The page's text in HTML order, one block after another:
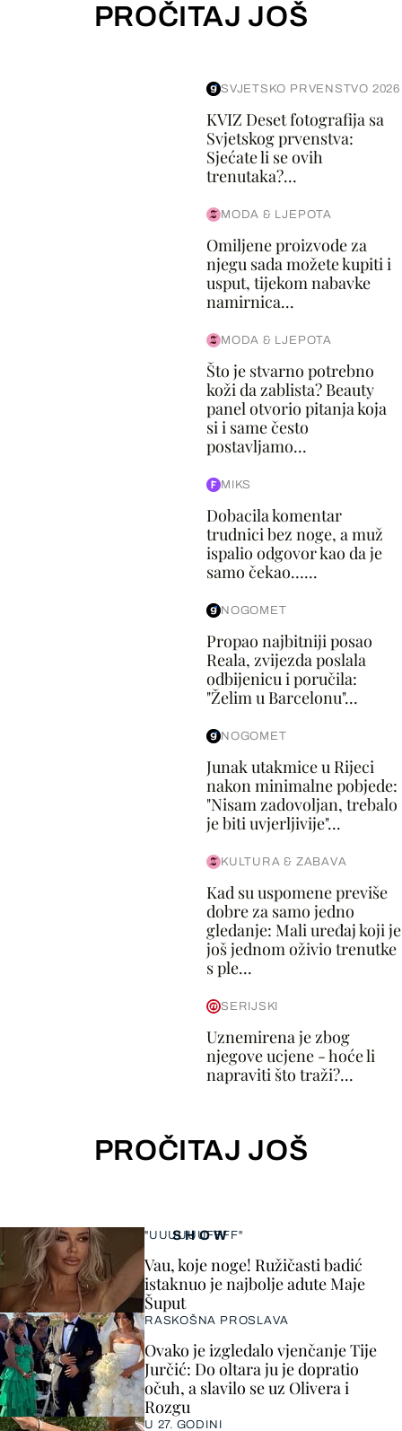
PROČITAJ JOŠ
SVJETSKO PRVENSTVO 2026
KVIZ Deset fotografija sa
Svjetskog prvenstva:
Sjećate li se ovih
trenutaka?...
MODA & LJEPOTA
Omiljene proizvode za
njegu sada možete kupiti i
usput, tijekom nabavke
namirnica...
MODA & LJEPOTA
Što je stvarno potrebno
koži da zablista? Beauty
panel otvorio pitanja koja
si i same često
postavljamo...
MIKS
Dobacila komentar
trudnici bez noge, a muž
ispalio odgovor kao da je
samo čekao…...
NOGOMET
Propao najbitniji posao
Reala, zvijezda poslala
odbijenicu i poručila:
"Želim u Barcelonu"...
NOGOMET
Junak utakmice u Rijeci
nakon minimalne pobjede:
"Nisam zadovoljan, trebalo
je biti uvjerljivije"...
KULTURA & ZABAVA
Kad su uspomene previše
dobre za samo jedno
gledanje: Mali uređaj koji je
još jednom oživio trenutke
s ple...
SERIJSKI
Uznemirena je zbog
njegove ucjene - hoće li
napraviti što traži?...
PROČITAJ JOŠ
SHOW
"UUUUUUFFFF"
Vau, koje noge! Ružičasti badić
istaknuo je najbolje adute Maje
Šuput
RASKOŠNA PROSLAVA
Ovako je izgledalo vjenčanje Tije
Jurčić: Do oltara ju je dopratio
očuh, a slavilo se uz Olivera i
Rozgu
U 27. GODINI